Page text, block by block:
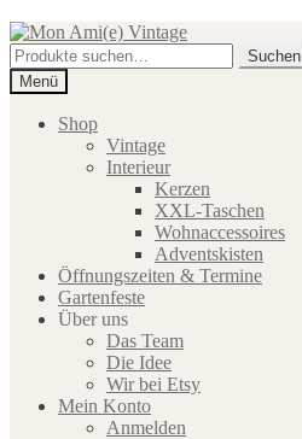
Zur
Navigation
springen
Zum
Inhalt
springen
Suche
nach:
Suchen
Menü
Shop
Vintage
Interieur
Kerzen
XXL-Taschen
Wohnaccessoires
Adventskisten
Öffnungszeiten & Termine
Gartenfeste
Über uns
Das Team
Die Idee
Wir bei Etsy
Mein Konto
Anmelden